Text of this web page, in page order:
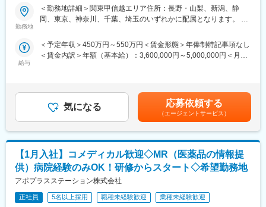
活動に専念できる環境です。
個人の予算はありますが、チーム内で助け合う社風が整ってお
す。
給取得もしやすく、年間140日ほど休んでいる方も多くいます。
業部やグループ会社への異動実績も豊富にございます。（※病院の
経営コンサル、医薬品メーカーのマーケティング支援、人事担当
者などの管理部門）
営業経験を活かして様々なキャリアプランを実現できるのは、当
社ならではの強みです。
変更の範囲：会社の定める業務
■業務内容
医療機器の営業担当者として、基幹病院などの医師や看護師など
医療従事者の方々と面談を行い、製品に関わる手技や情報提供な
・身につくスキル
専門家へ提案・交渉する力を磨けます。単に説明する力だけでな
■キャリアパス：
志向性や身につけたいスキルに応じて様々なキャリアパスがあり
ます。
・1つの領域（心臓外科や整形外科など）を極める
・複数のプロジェクトに参画して経験を広げる
・本社スタッフ（プロジェクトマネージャー、採用、研修担当）
にキャリアチェンジ
など、様々な可能性を探ることができるのが大きな魅力です。
勤務地
＜勤務地詳細＞関東甲信越エリア住所：長野・山梨、新潟、静
岡、東京、神奈川、千葉、埼玉のいずれかに配属となります。 受
モートワーク含む）
給与
＜予定年収＞450万円～550万円＜賃金形態＞年俸制特記事項なし
＜賃金内訳＞年額（基本給）：3,600,000円～5,000,000円＜月額
する可能性があります。月給(月額)は固定手当を含めた表記です。
気になる 応募依頼する
（エージェントサービス）
【1月入社】コメディカル歓迎◇MR（医薬品の情報提
供）病院経験のみOK！研修からスタート◇希望勤務地
アポプラスステーション株式会社
正社員 5名以上採用 職種未経験歓迎 業種未経験歓迎